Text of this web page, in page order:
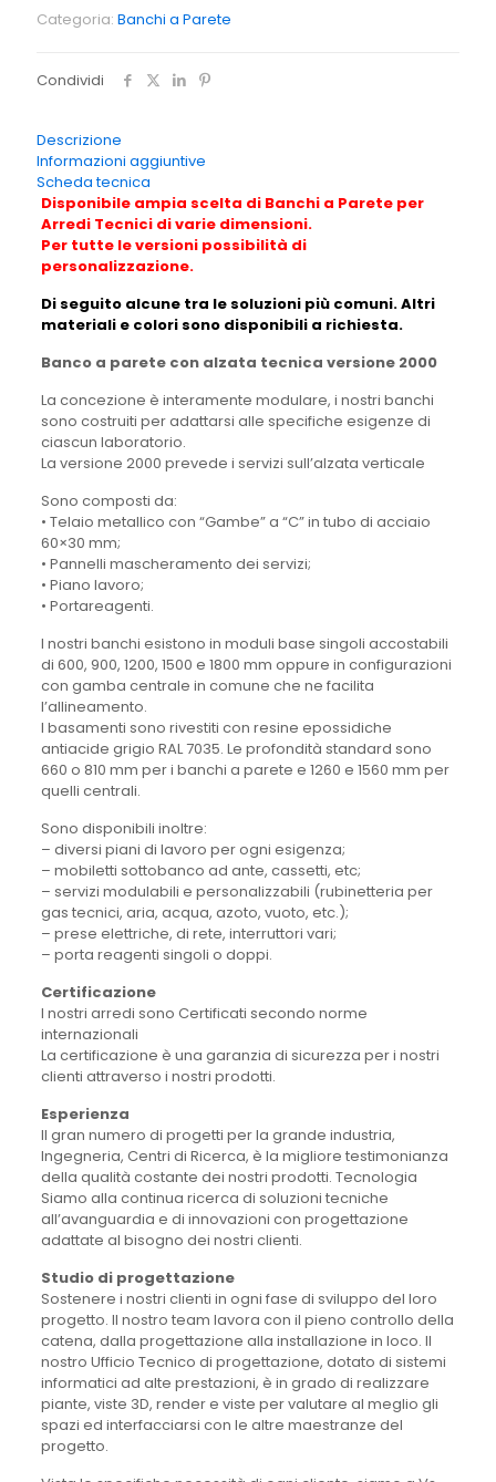
Categoria: Banchi a Parete
Condividi
Descrizione
Informazioni aggiuntive
Scheda tecnica
Disponibile ampia scelta di Banchi a Parete per
Arredi Tecnici di varie dimensioni.
Per tutte le versioni possibilità di
personalizzazione.
Di seguito alcune tra le soluzioni più comuni. Altri
materiali e colori sono disponibili a richiesta.
Banco a parete con alzata tecnica versione 2000
La concezione è interamente modulare, i nostri banchi
sono costruiti per adattarsi alle specifiche esigenze di
ciascun laboratorio.
La versione 2000 prevede i servizi sull’alzata verticale
Sono composti da:
• Telaio metallico con “Gambe” a “C” in tubo di acciaio
60×30 mm;
• Pannelli mascheramento dei servizi;
• Piano lavoro;
• Portareagenti.
I nostri banchi esistono in moduli base singoli accostabili
di 600, 900, 1200, 1500 e 1800 mm oppure in configurazioni
con gamba centrale in comune che ne facilita
l’allineamento.
I basamenti sono rivestiti con resine epossidiche
antiacide grigio RAL 7035. Le profondità standard sono
660 o 810 mm per i banchi a parete e 1260 e 1560 mm per
quelli centrali.
Sono disponibili inoltre:
– diversi piani di lavoro per ogni esigenza;
– mobiletti sottobanco ad ante, cassetti, etc;
– servizi modulabili e personalizzabili (rubinetteria per
gas tecnici, aria, acqua, azoto, vuoto, etc.);
– prese elettriche, di rete, interruttori vari;
– porta reagenti singoli o doppi.
Certificazione
I nostri arredi sono Certificati secondo norme
internazionali
La certificazione è una garanzia di sicurezza per i nostri
clienti attraverso i nostri prodotti.
Esperienza
Il gran numero di progetti per la grande industria,
Ingegneria, Centri di Ricerca, è la migliore testimonianza
della qualità costante dei nostri prodotti. Tecnologia
Siamo alla continua ricerca di soluzioni tecniche
all’avanguardia e di innovazioni con progettazione
adattate al bisogno dei nostri clienti.
Studio di progettazione
Sostenere i nostri clienti in ogni fase di sviluppo del loro
progetto. Il nostro team lavora con il pieno controllo della
catena, dalla progettazione alla installazione in loco. Il
nostro Ufficio Tecnico di progettazione, dotato di sistemi
informatici ad alte prestazioni, è in grado di realizzare
piante, viste 3D, render e viste per valutare al meglio gli
spazi ed interfacciarsi con le altre maestranze del
progetto.